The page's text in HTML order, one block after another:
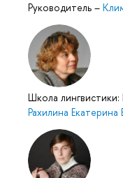
Руководитель –
Школа
Рахилина